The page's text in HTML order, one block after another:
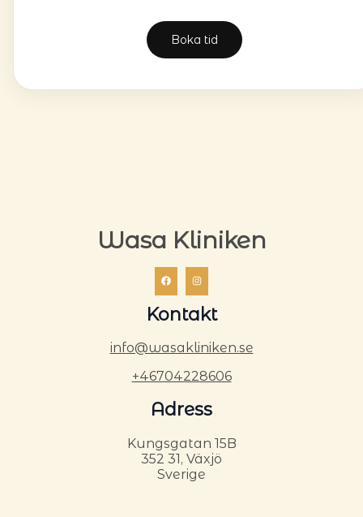
Boka tid
Wasa Kliniken
Kontakt
info@wasakliniken.se
+46704228606
Adress
Kungsgatan 15B
352 31, Växjö
Sverige